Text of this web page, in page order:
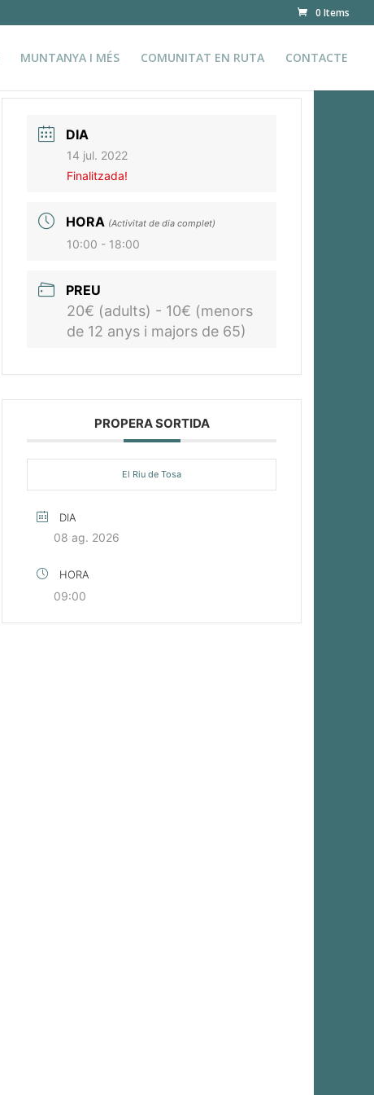
0 Items
MUNTANYA I MÉS COMUNITAT EN RUTA CONTACTE
DIA
14 jul. 2022
Finalitzada!
HORA (Activitat de dia complet)
10:00 - 18:00
PREU
20€ (adults) - 10€ (menors
de 12 anys i majors de 65)
PROPERA SORTIDA
El Riu de Tosa
DIA
08 ag. 2026
HORA
09:00